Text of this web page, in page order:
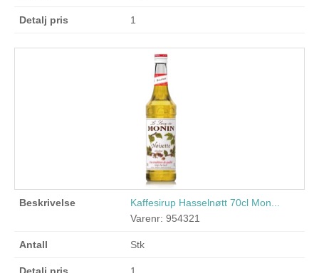
1
Kaffesirup Hasselnøtt 70cl Mon...
Varenr: 954321
Stk